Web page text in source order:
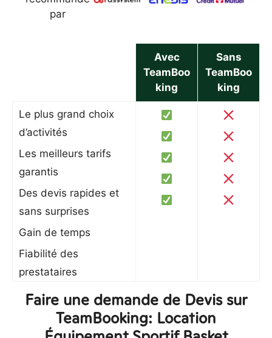
par
Avec
TeamBoo
king
Sans
TeamBoo
king
Le plus grand choix
d’activités
Les meilleurs tarifs
garantis
Des devis rapides et
sans surprises
Gain de temps
Fiabilité des
prestataires
Faire une demande de Devis sur
TeamBooking: Location